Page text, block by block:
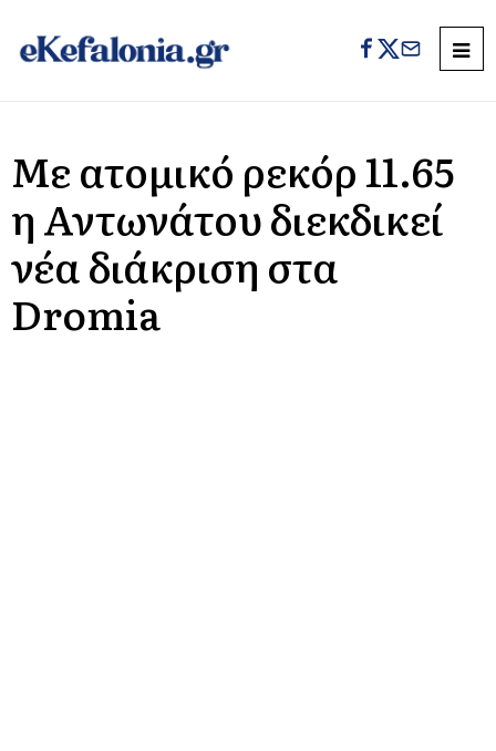
Με ατομικό ρεκόρ 11.65
η Αντωνάτου διεκδικεί
νέα διάκριση στα
Dromia